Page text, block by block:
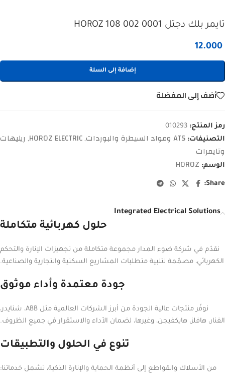
تايمر بلك دجتل HOROZ 108 002 0001
12.000
إضافة إلى السلة
أضف إلى المفضلة
رمز المنتج: 010293
التصنيفات: ATS ومواد السيطرة والبوردات ,
HOROZ ELECTRIC
, ريليهات
وتايمرات
الوسم: HOROZ
Share:
Integrated Electrical Solutions
حلول كهربائية متكاملة
نقدّم في شركة ضوء المدار مجموعة متكاملة من تجهيزات الإنارة والتحكم
الكهربائي، مصمّمة لتلبية متطلبات المشاريع السكنية والتجارية والصناعية.
جودة معتمدة وأداء موثوق
نوفّر منتجات عالية الجودة من أبرز الشركات العالمية مثل ABB، شنايدر،
الفنار، هافلز، هايكفيجن، وغيرها، لضمان الأداء والاستقرار في جميع الظروف.
تنوع في الحلول والتطبيقات
من الأسلاك والقواطع إلى أنظمة الحماية والإنارة الذكية، تشمل خدماتنا: